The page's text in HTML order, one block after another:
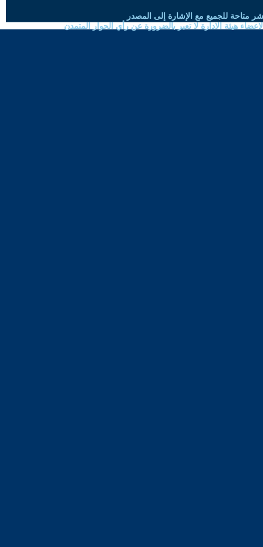
متاحة للجميع مع الإشارة إلى المصدر
هيئة الادارة لا تعبر بالضرورة عن رأي الحوار المتمدن